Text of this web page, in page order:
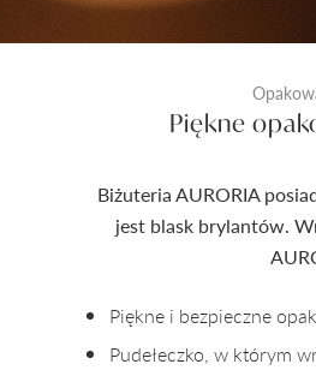
Piękne
Biżuteria AURORIA
jest blask brylantów.
Piękne i bezpieczne
Pudełeczko, w którym